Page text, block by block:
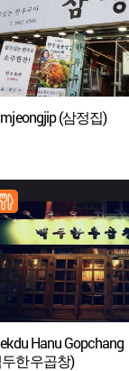
(삼정집)
Hanu Gopchang
한우곱창)